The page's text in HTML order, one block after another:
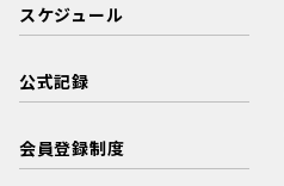
スケジュール
公式記録
会員登録制度